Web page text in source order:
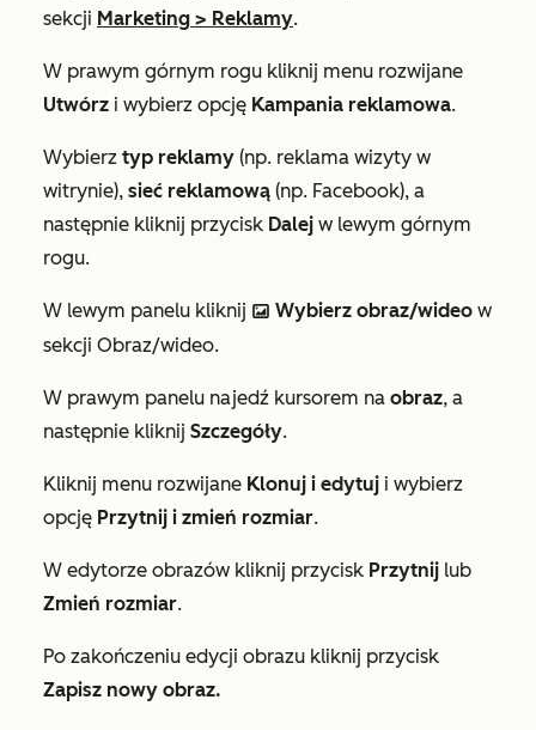
sekcji Marketing > Reklamy.
W prawym górnym rogu kliknij menu rozwijane
Utwórz i wybierz opcję Kampania reklamowa.
Wybierz typ reklamy (np. reklama wizyty w
witrynie), sieć reklamową (np. Facebook), a
następnie kliknij przycisk Dalej w lewym górnym
rogu.
W lewym panelu kliknij insertImage Wybierz obraz/wideo w
sekcji Obraz/wideo.
W prawym panelu najedź kursorem na obraz, a
następnie kliknij Szczegóły.
Kliknij menu rozwijane Klonuj i edytuj i wybierz
opcję Przytnij i zmień rozmiar.
W edytorze obrazów kliknij przycisk Przytnij lub
Zmień rozmiar.
Po zakończeniu edycji obrazu kliknij przycisk
Zapisz nowy obraz.